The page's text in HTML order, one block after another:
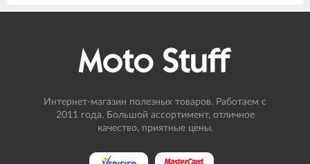
Интернет-магазин полезных товаров. Работаем с
2011 года. Большой ассортимент, отличное
качество, приятные цены.